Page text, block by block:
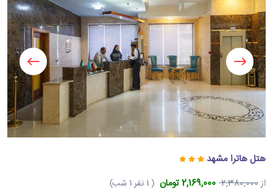
هتل هاترا مشهد
از2,380,000 2,169,000 تومان ( 1 نفر 1 شب)